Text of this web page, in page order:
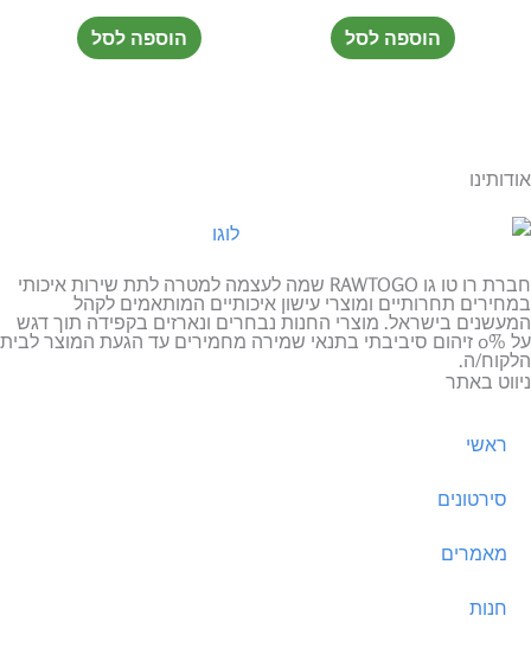
הוספה לסל הוספה לסל
אודותינו
חברת רו טו גו RAWTOGO שמה לעצמה למטרה לתת שירות איכותי
במחירים תחרותיים ומוצרי עישון איכותיים המותאמים לקהל
המעשנים בישראל. מוצרי החנות נבחרים ונארזים בקפידה תוך דגש
על 0% זיהום סיביבתי בתנאי שמירה מחמירים עד הגעת המוצר לבית
הלקוח/ה.
ניווט באתר
ראשי
סירטונים
מאמרים
חנות